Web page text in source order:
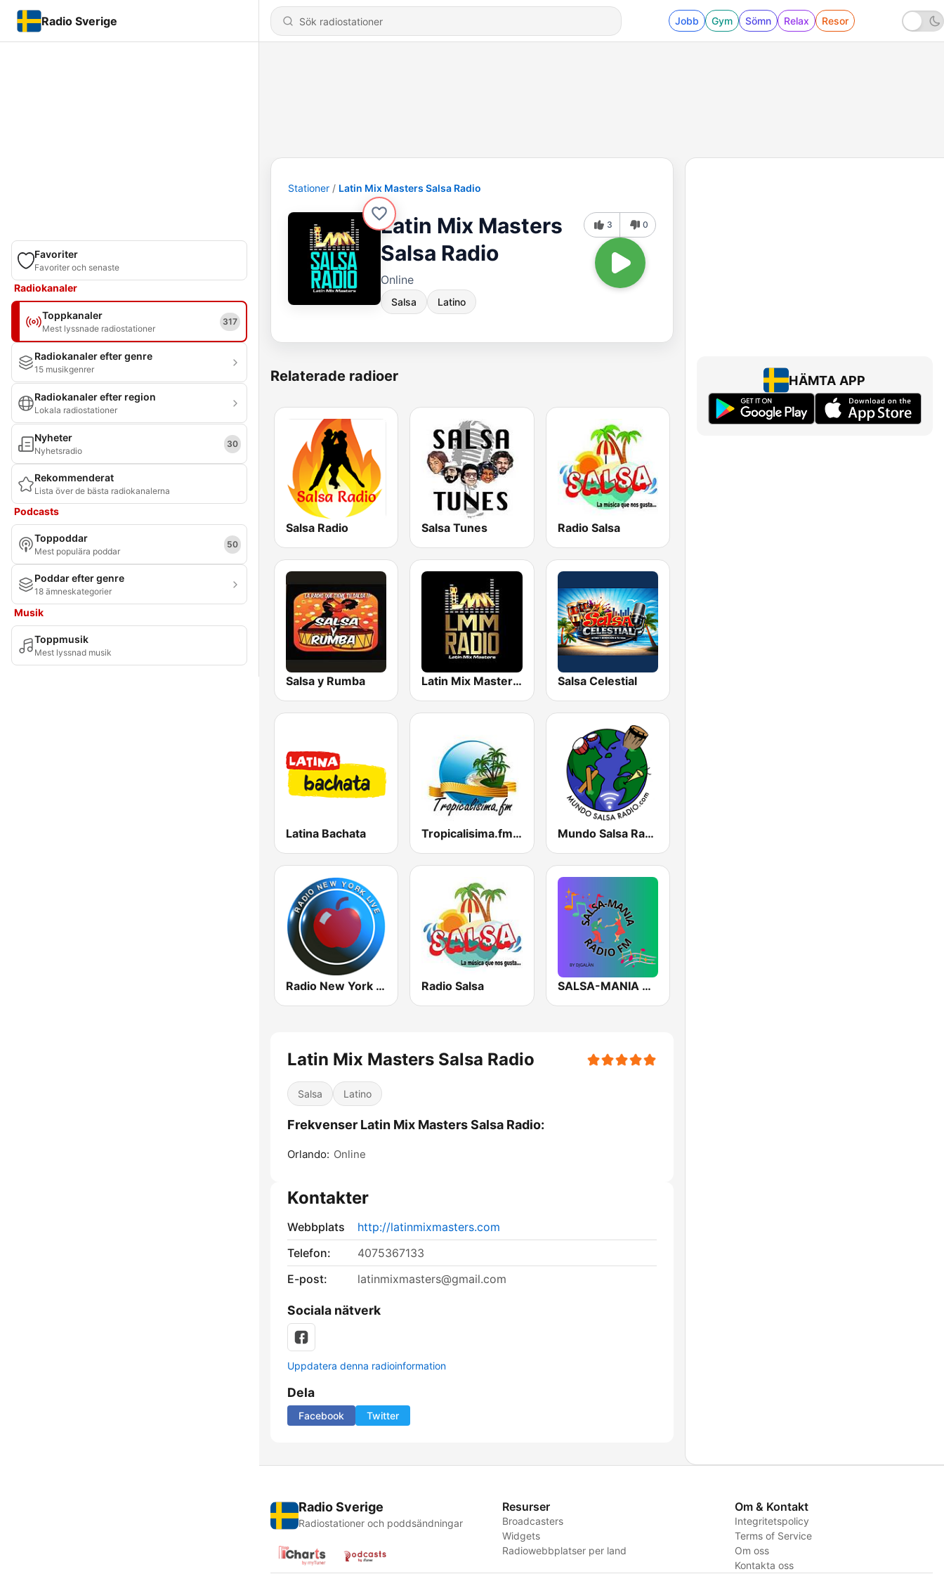
Radio Sverige Jobb Gym Sömn Relax Resor
Favoriter
Favoriter och senaste
Radiokanaler
Toppkanaler
Mest lyssnade radiostationer
317
Radiokanaler efter genre
15 musikgenrer
Radiokanaler efter region
Lokala radiostationer
Nyheter
Nyhetsradio
30
Rekommenderat
Lista över de bästa radiokanalerna
Podcasts
Toppoddar
Mest populära poddar
50
Poddar efter genre
18 ämneskategorier
Musik
Toppmusik
Mest lyssnad musik
Stationer Latin Mix Masters Salsa Radio
Latin Mix Masters
Salsa Radio
Online
Salsa Latino
3 0
Relaterade radioer
Salsa Radio Salsa Tunes Radio Salsa
Salsa y Rumba Latin Mix Masters Radio Salsa Celestial
Latina Bachata Tropicalisima.fm - Salsa Mundo Salsa Radio
Radio New York Live Radio Salsa SALSA-MANIA RADIO FM
Latin Mix Masters Salsa Radio
Salsa Latino
Frekvenser Latin Mix Masters Salsa Radio:
Orlando: Online
Kontakter
Webbplats
http://latinmixmasters.com
Telefon:
4075367133
E-post:
latinmixmasters@gmail.com
Sociala nätverk
Uppdatera denna radioinformation
Dela
Facebook Twitter
HÄMTA APP
Radio Sverige
Radiostationer och poddsändningar
Resurser
Broadcasters
Widgets
Radiowebbplatser per land
Om & Kontakt
Integritetspolicy
Terms of Service
Om oss
Kontakta oss